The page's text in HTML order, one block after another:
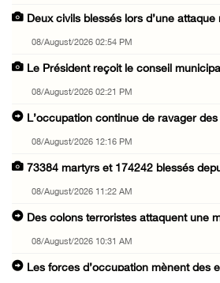
Deux civils blessés lors d’une attaque
08/August/2026 02:54 PM
Le Président reçoit le conseil
08/August/2026 02:21 PM
L’occupation continue de ravager
08/August/2026 12:16 PM
73384 martyrs et 174242 blessés
08/August/2026 11:22 AM
Des colons terroristes attaquent une
08/August/2026 10:31 AM
Les forces d’occupation mènent des